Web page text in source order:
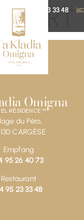
04 95 23 33 48
Omigna
RÉSIDENCE ***
du Péro,
CARGÈSE
Empfang
95 26 40 73
Restaurant
95 23 33 48